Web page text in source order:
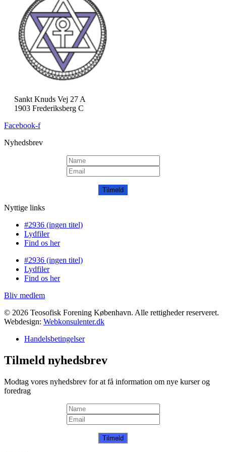
Sankt Knuds Vej 27 A
1903 Frederiksberg C
Facebook-f
Nyhedsbrev
Tilmeld
Nyttige links
#2936 (ingen titel)
Lydfiler
Find os her
#2936 (ingen titel)
Lydfiler
Find os her
Bliv medlem
© 2026 Teosofisk Forening København. Alle rettigheder reserveret.
Webdesign: Webkonsulenter.dk
Handelsbetingelser
Tilmeld nyhedsbrev
Modtag vores nyhedsbrev for at få information om nye kurser og
foredrag
Tilmeld